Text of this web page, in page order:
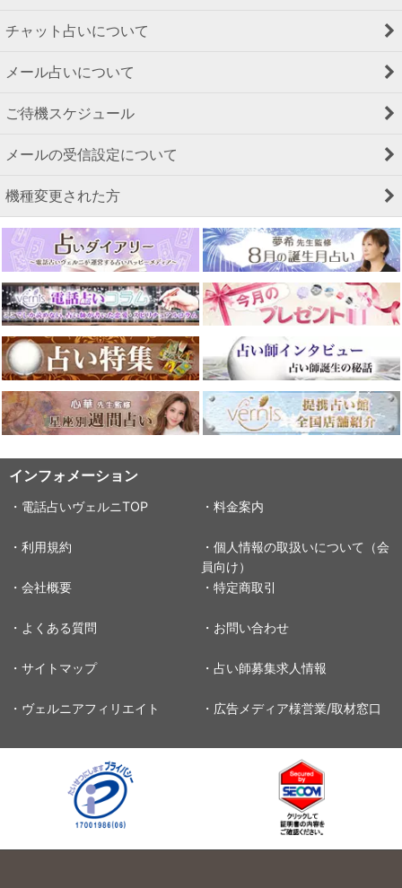
チャット占いについて
メール占いについて
ご待機スケジュール
メールの受信設定について
機種変更された方
インフォメーション
・電話占いヴェルニTOP ・料金案内
・利用規約
・個人情報の取扱いについて（会
員向け）
・会社概要
・特定商取引
・よくある質問 ・お問い合わせ
・サイトマップ ・占い師募集求人情報
・ヴェルニアフィリエイト ・広告メディア様営業/取材窓口